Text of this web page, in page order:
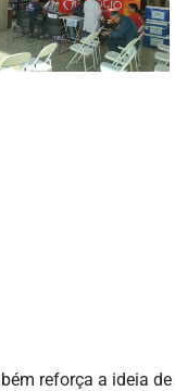
reforça a ideia